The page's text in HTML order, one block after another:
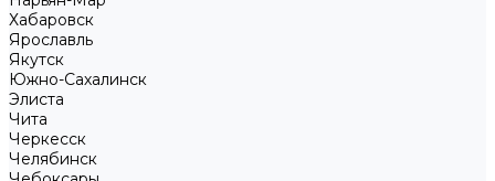
Хабаровск
Ярославль
Якутск
Южно-Сахалинск
Элиста
Чита
Черкесск
Челябинск